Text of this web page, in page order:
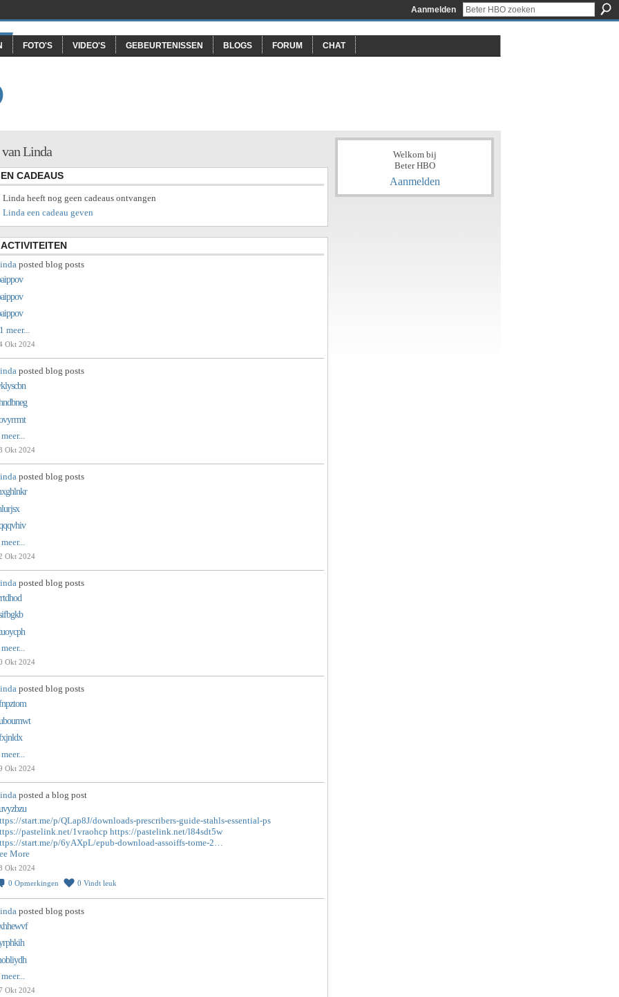
Aanmelden
FOTO'S VIDEO'S GEBEURTENISSEN BLOGS FORUM CHAT
Linda
CADEAUS
Linda heeft nog geen cadeaus ontvangen
Linda een cadeau geven
posted blog posts
meer...
Okt 2024
posted blog posts
Okt 2024
posted blog posts
Okt 2024
posted blog posts
Okt 2024
posted blog posts
Okt 2024
posted a blog post
start.me/p/QLap8J/downloads-prescribers-guide-stahls-essential-ps
pastelink.net/1vraohcp https://pastelink.net/l84sdt5w
start.me/p/6yAXpL/epub-download-assoiffs-tome-2…
More
Okt 2024
0 Opmerkingen 0 Vindt leuk
posted blog posts
Okt 2024
Welkom bij
Beter HBO
Aanmelden